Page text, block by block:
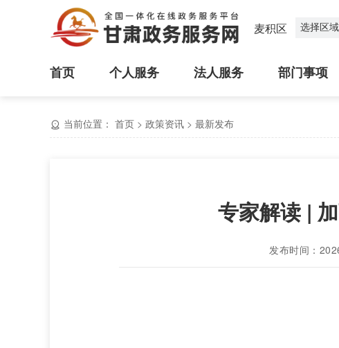
麦积区 选择区域
首页 个人服务 法人服务 部门事项
当前位置： 首页 > 政策资讯 > 最新发布
专家解读 |
发布时间：